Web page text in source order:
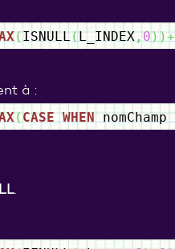
( ISNULL(L_INDEX,0) )+
à :
( CASE WHENnomChamp
.